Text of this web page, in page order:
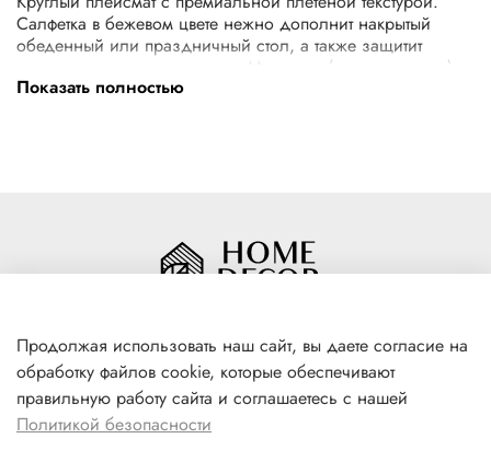
Салфетка в бежевом цвете нежно дополнит накрытый
обеденный или праздничный стол, а также защитит
столешницу от влаги и пятен. Материал (полипропилен)
устойчив к загрязнениям и выгоранию, не скользит и
Показать полностью
+7(996) 316 00 81
г. Якутск, ул. Лермонтова 102
Продолжая использовать наш сайт, вы даете согласие на
обработку файлов cookie, которые обеспечивают
правильную работу сайта и соглашаетесь с нашей
Политикой безопасности